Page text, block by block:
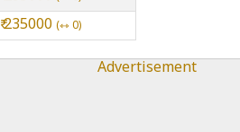
₹ 235000 ⇿ 0
Advertisement